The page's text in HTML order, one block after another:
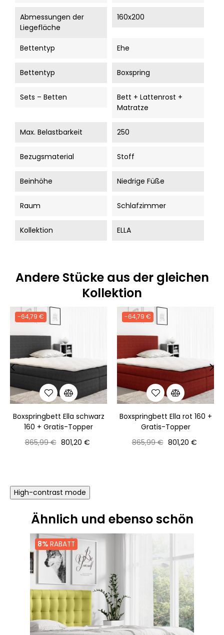
Abmessungen der
Liegefläche
160x200
Bettentyp Ehe
Bettentyp Boxspring
Sets – Betten
Bett + Lattenrost +
Matratze
Max. Belastbarkeit 250
Bezugsmaterial Stoff
Beinhöhe Niedrige Füße
Raum Schlafzimmer
Kollektion ELLA
Andere Stücke aus der gleichen
Kollektion
-64,79 €
Boxspringbett Ella schwarz
160 + Gratis-Topper
Normaler
865,99 € Preis
801,20 €
-64,79 €
Boxspringbett Ella rot 160 +
Gratis-Topper
Normaler
865,99 € Preis
801,20 €
‹ ›
High-contrast mode
Ähnlich und ebenso schön
8% RABATT